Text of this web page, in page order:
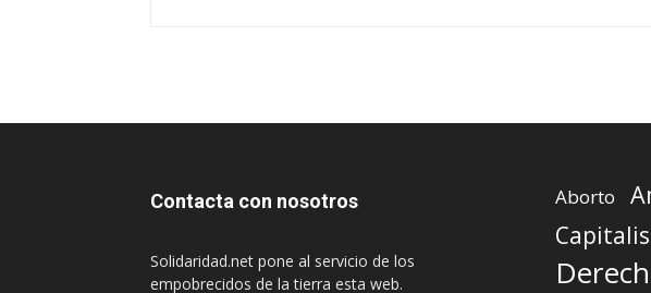
Contacta con nosotros
Solidaridad.net pone al servicio de los
empobrecidos de la tierra esta web.
Aborto